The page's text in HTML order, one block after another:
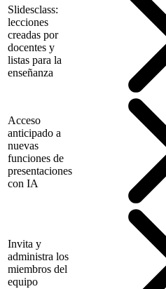
Slidesclass:
lecciones
creadas por
docentes y
listas para la
enseñanza
Acceso
anticipado a
nuevas
funciones de
presentaciones
con IA
Invita y
administra los
miembros del
equipo